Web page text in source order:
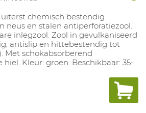
uiterst chemisch bestendig
neus en stalen antiperforatiezool.
inlegzool. Zool in gevulkaniseerd
antislip en hittebestendig tot
Met schokabsorberend
Kleur: groen. Beschikbaar: 35-